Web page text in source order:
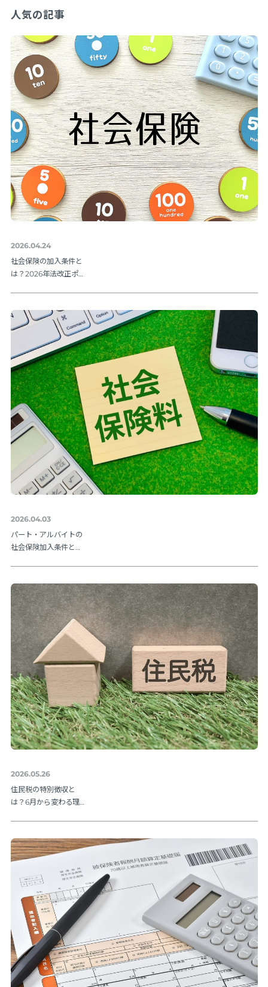
人気の記事
2026.04.24
社会保険の加入条件と
は？2026年法改正ポイ
2026.04.03
パート・アルバイトの
社会保険加入条件と
説
2026.05.26
住民税の特別徴収と
は？6月から変わる理由